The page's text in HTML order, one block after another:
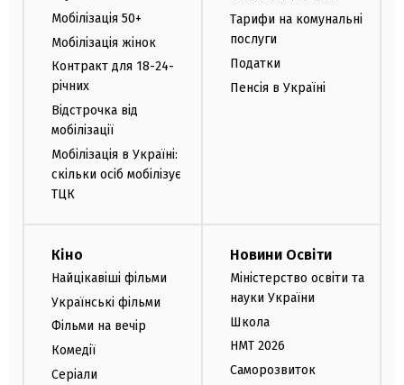
Мобілізація 50+
Мобілізація жінок
Контракт для 18-24-
річних
Відстрочка від
мобілізації
Мобілізація в Україні:
скільки осіб мобілізує
ТЦК
Тарифи на комунальні
послуги
Податки
Пенсія в Україні
Кіно
Найцікавіші фільми
Українські фільми
Фільми на вечір
Комедії
Серіали
Новини Освіти
Міністерство освіти та
науки України
Школа
НМТ 2026
Саморозвиток